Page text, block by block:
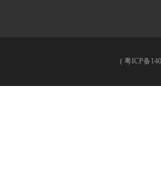
( 粤ICP备